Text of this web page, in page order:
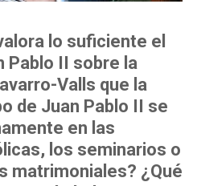
lo suficiente el
Pablo II sobre la
Valls que la
de Juan Pablo II se
en las
los seminarios o
matrimoniales? ¿Qué